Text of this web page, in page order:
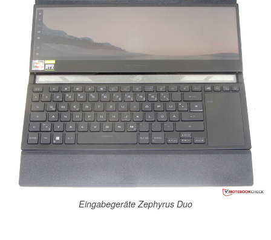
Eingabegeräte Zephyrus Duo